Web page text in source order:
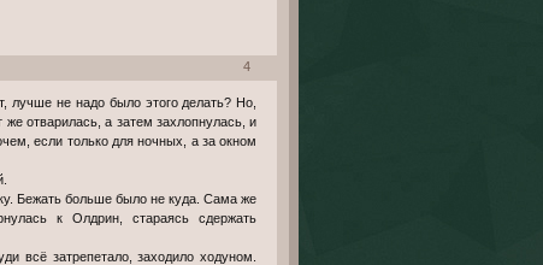
4
отварилась, а затем захлопнулась, и
если только для ночных, а за окном
Бежать больше было не куда. Сама же
к Олдрин, стараясь сдержать
всё затрепетало, заходило ходуном.